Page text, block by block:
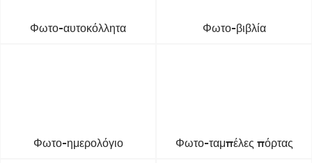
Φωτο-αυτοκόλλητα Φωτο-βιβλία
Φωτο-ημερολόγιο Φωτο-ταμπέλες πόρτας